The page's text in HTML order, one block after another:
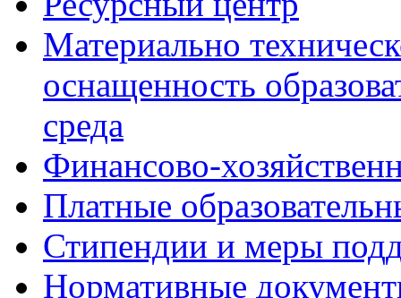
Материально
оснащенность
среда
Финансово-
Платные
Стипендии и меры
Нормативные